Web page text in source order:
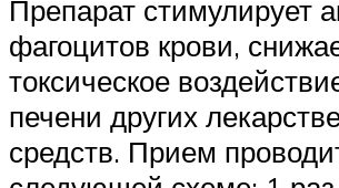
Препарат стимулирует
фагоцитов крови,
токсическое
печени других
средств. Прием